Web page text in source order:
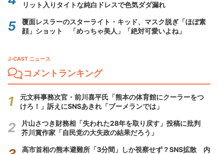
リット入りタイトな純白ドレスで色気ダダ漏れ
覆面レスラーのスターライト・キッド、マスク脱ぎ「ほぼ素
顔」ショット 「めっちゃ美人」「絶対可愛いよね」
J-CAST ニュース
コメントランキング
元文科事務次官・前川喜平氏「熊本の体育館にクーラーをつ
けろ！」訴えにSNSあきれ「ブーメランでは」
片山さつき財務相「失われた28年を取り戻す」投稿に批判
芥川賞作家「自民党の大失政の結果だろう」
高市首相の熊本避難所「3分間」しか視察せず？SNS拡散 内